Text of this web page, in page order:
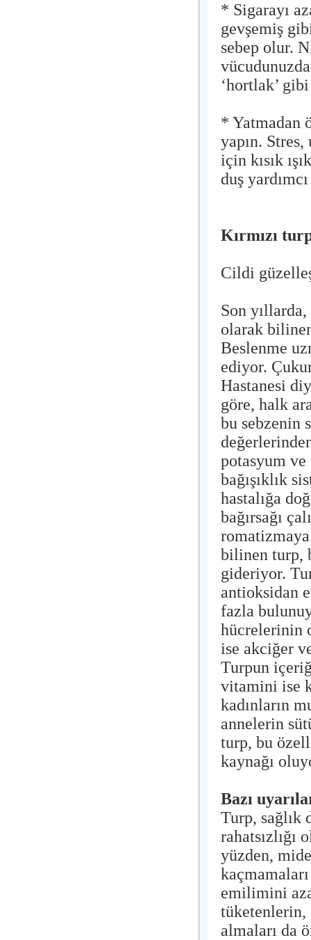
* Sigarayı
gevşemiş
sebep olur.
‘hortlak’
* Yatmadan
yapın.
için kısık
duş
Kırmızı
Cildi
Son yıllarda,
olarak
Beslenme
ediyor.
Hastanesi
göre, halk
bu sebzenin
potasyum
bağışıklık
hastalığa
bağırsağı
bilinen turp,
gideriyor.
antioksidan
fazla
hücrelerinin
ise akciğer
Turpun
vitamini ise
kadınların
annelerin
turp, bu
kaynağı
Bazı
Turp, sağlık
rahatsızlığı
yüzden,
emilimini
almaları da